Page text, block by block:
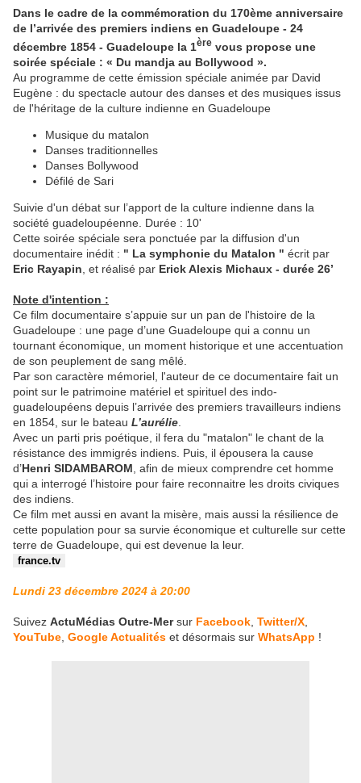
Dans le cadre de la commémoration du 170ème anniversaire
de l’arrivée des premiers indiens en Guadeloupe - 24
décembre 1854 - Guadeloupe la 1ère vous propose une
soirée spéciale : « Du mandja au Bollywood ».
Au programme de cette émission spéciale animée par David
Eugène : du spectacle autour des danses et des musiques issus
de l'héritage de la culture indienne en Guadeloupe
Musique du matalon
Danses traditionnelles
Danses Bollywood
Défilé de Sari
Suivie d'un débat sur l’apport de la culture indienne dans la
société guadeloupéenne. Durée : 10'
Cette soirée spéciale sera ponctuée par la diffusion d'un
documentaire inédit : " La symphonie du Matalon " écrit par
Eric Rayapin , et réalisé par Erick Alexis Michaux - durée 26’
Note d'intention :
Ce film documentaire s’appuie sur un pan de l'histoire de la
Guadeloupe : une page d’une Guadeloupe qui a connu un
tournant économique, un moment historique et une accentuation
de son peuplement de sang mêlé.
Par son caractère mémoriel, l'auteur de ce documentaire fait un
point sur le patrimoine matériel et spirituel des indo-
guadeloupéens depuis l’arrivée des premiers travailleurs indiens
en 1854, sur le bateau L’aurélie
Avec un parti pris poétique, il fera du "matalon" le chant de la
résistance des immigrés indiens. Puis, il épousera la cause
d’Henri SIDAMBAROM , afin de mieux comprendre cet homme
qui a interrogé l’histoire pour faire reconnaitre les droits civiques
des indiens.
Ce film met aussi en avant la misère, mais aussi la résilience de
cette population pour sa survie économique et culturelle sur cette
terre de Guadeloupe, qui est devenue la leur.
france.tv
Lundi 23 décembre 2024 à 20:00
Suivez ActuMédias Outre-Mersur Facebook Twitter/X
YouTube Google Actualités et désormais sur WhatsApp !